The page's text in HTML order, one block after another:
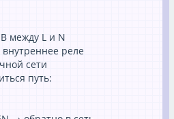
между L и N
внутреннее реле
сети
путь: